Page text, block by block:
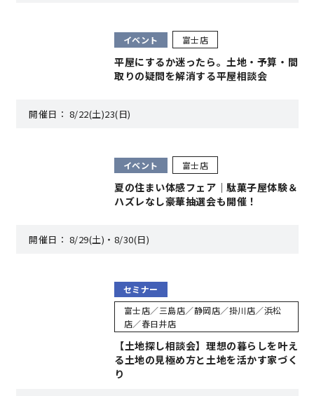
頑丈で長持ちの外壁
快適な室内環境へのこだわり
生涯続く安心のアフターフォロー
イベント 富士店
平屋にするか迷ったら。土地・予算・間
取りの疑問を解消する平屋相談会
開催日： 8/22(土)23(日)
イベント 富士店
夏の住まい体感フェア｜駄菓子屋体験＆
ハズレなし豪華抽選会も開催！
開催日： 8/29(土)・8/30(日)
セミナー
富士店／三島店／静岡店／掛川店／浜松
店／春日井店
【土地探し相談会】理想の暮らしを叶え
る土地の見極め方と土地を活かす家づく
り